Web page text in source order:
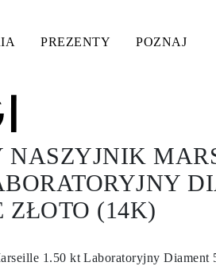
PREZENTY POZNAJ
NASZYJNIK
ZŁOTO (14K)
1.50 kt Laboratoryjny Diament